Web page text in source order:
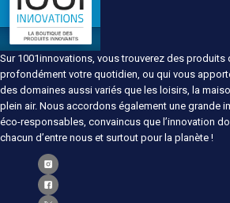
Sur 1001innovations, vous trouverez des produits
profondément votre quotidien, ou qui vous
des domaines aussi variés que les loisirs, la
plein air. Nous accordons également une grande
éco-responsables, convaincus que l’innovation
chacun d’entre nous et surtout pour la planète !